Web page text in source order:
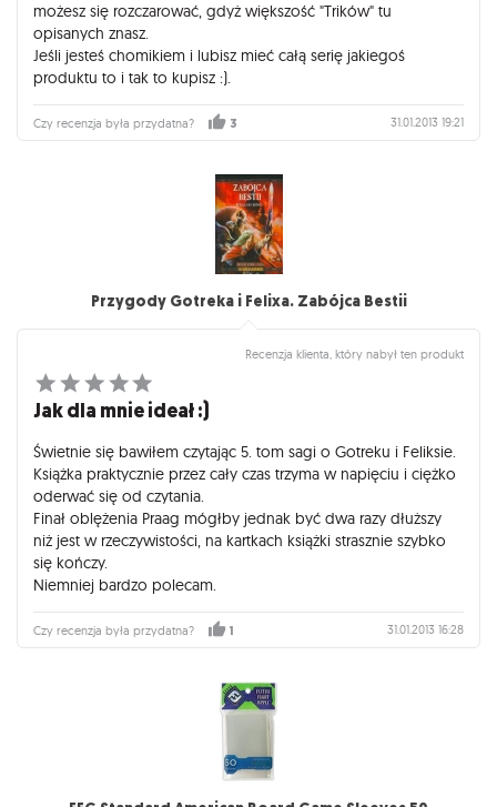
możesz się rozczarować, gdyż większość "Trików" tu
opisanych znasz.
Jeśli jesteś chomikiem i lubisz mieć całą serię jakiegoś
produktu to i tak to kupisz :).
Czy recenzja była przydatna? 3 31.01.2013 19:21
Przygody Gotreka i Felixa. Zabójca Bestii
Recenzja klienta, który nabył ten produkt
Jak dla mnie ideał :)
Świetnie się bawiłem czytając 5. tom sagi o Gotreku i Feliksie.
Książka praktycznie przez cały czas trzyma w napięciu i ciężko
oderwać się od czytania.
Finał oblężenia Praag mógłby jednak być dwa razy dłuższy
niż jest w rzeczywistości, na kartkach książki strasznie szybko
się kończy.
Niemniej bardzo polecam.
Czy recenzja była przydatna? 1 31.01.2013 16:28